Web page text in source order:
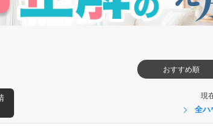
おすすめ順
現
全ハ